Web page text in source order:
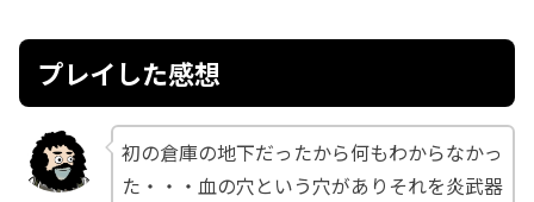
プレイした感想
初の倉庫の地下だったから何もわからなかっ
た・・・血の穴という穴がありそれを炎武器